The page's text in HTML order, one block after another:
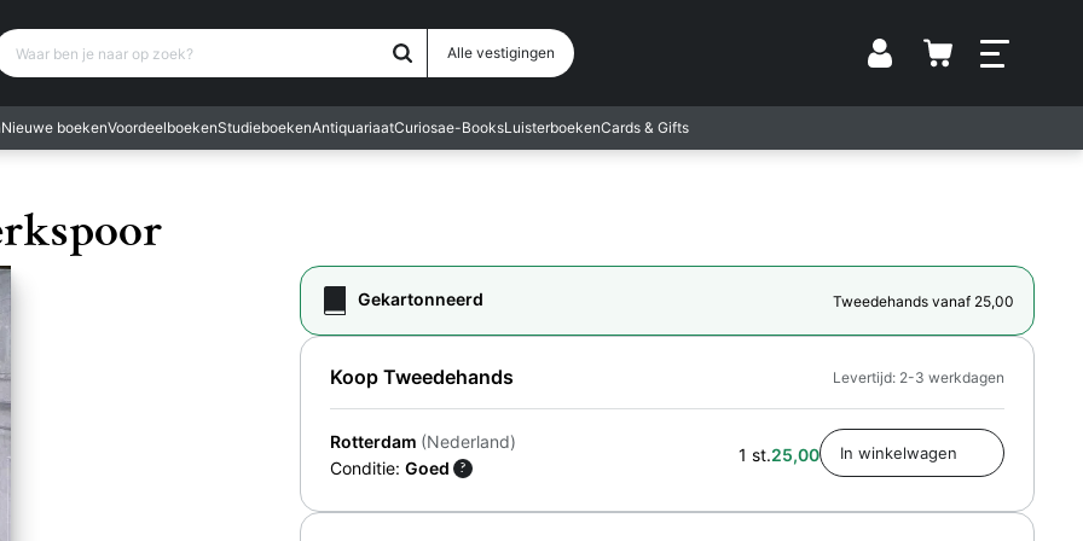
Alle vestigingen Vestiging
ben je naar op zoek?
Nieuwe boekenVoordeelboekenStudieboekenAntiquariaatCuriosae-BooksLuisterboekenCards & Gifts
Gekartonneerd Tweedehands vanaf 25,00
Koop Tweedehands
Rotterdam (Nederland)
Conditie: Goed ?
1 st.25,00
Levertijd: 2-3 werkdagen